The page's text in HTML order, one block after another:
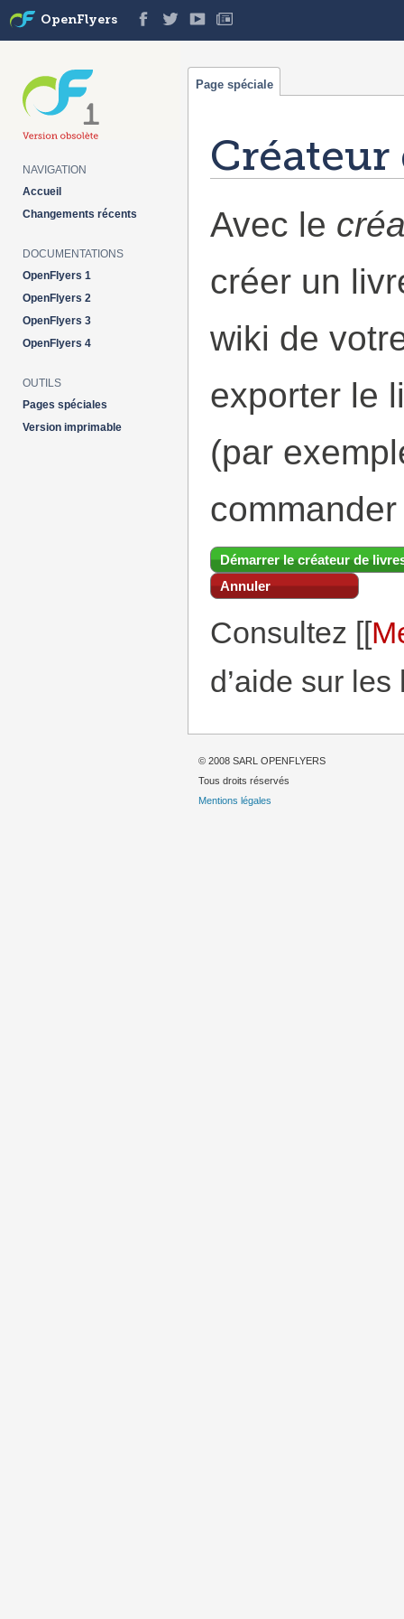
Avec le
créer un
wiki de
exporter le
(par
Démarrer le créateur de
Annuler
Consultez [[
d’aide sur
Page spéciale
OpenFlyers
NAVIGATION
Accueil
Changements récents
DOCUMENTATIONS
OpenFlyers 1
OpenFlyers 2
OpenFlyers 3
OpenFlyers 4
OUTILS
Pages spéciales
Version imprimable
© 2008 SARL OPENFLYERS
Tous droits réservés
Mentions légales